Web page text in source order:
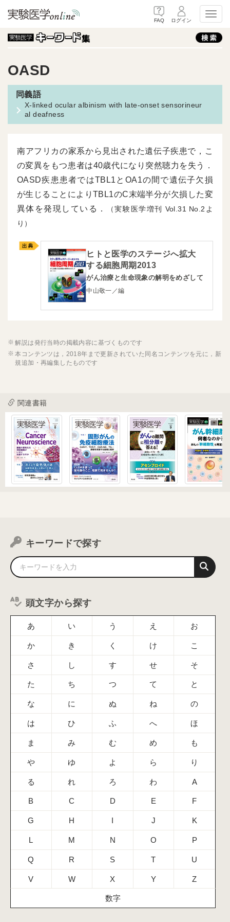
FAQ ログイン
OASD
X-linked ocular albinism with late-onset sensorineur
al deafness
南アフリカの家系から見出された遺伝子疾患で，こ
の変異をもつ患者は40歳代になり突然聴力を失う．
OASD疾患患者ではTBL1とOA1の間で遺伝子欠損
が生じることによりTBL1のC末端半分が欠損した変
異体を発現している．
（実験医学増刊 31
2よ
り）
ヒトと医学のステージへ拡大
する細胞周期2013
がん治療と生命現象の解明をめざして
中山敬一／編
解説は発行当時の掲載内容に基づくものです
本コンテンツは，2018年まで更新されていた同名コンテンツを元に，新
規追加・再編集したものです
関連書籍
キーワードで探す
頭文字から探す
あ い う え お
か き く け こ
さ し す せ そ
た ち つ て と
な に ぬ ね の
は ひ ふ へ ほ
ま み む め も
や ゆ よ ら り
る れ ろ わ A
B C D E F
G H I J K
L M N O P
Q R S T U
V W X Y Z
数字